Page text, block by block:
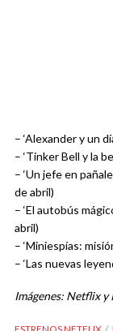
– ‘Alexander y un
– ‘Tinker Bell y la
– ‘Un jefe en
de abril)
– ‘El autobús
abril)
– ‘Miniespías:
– ‘Las nuevas
Imágenes: Netflix y